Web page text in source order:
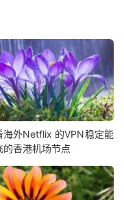
海外Netflix 的VPN稳定能
的香港机场节点